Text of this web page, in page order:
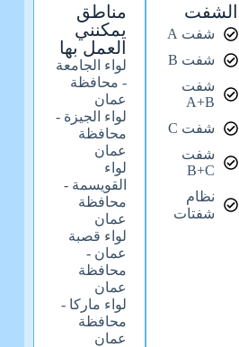
الشفت
شفت A
شفت B
شفت
A+B
شفت C
شفت
B+C
نظام
شفتات
مناطق
يمكنني
العمل بها
لواء الجامعة
- محافظة
عمان
لواء الجيزة -
محافظة
عمان
لواء
القويسمة -
محافظة
عمان
لواء قصبة
عمان -
محافظة
عمان
لواء ماركا -
محافظة
عمان